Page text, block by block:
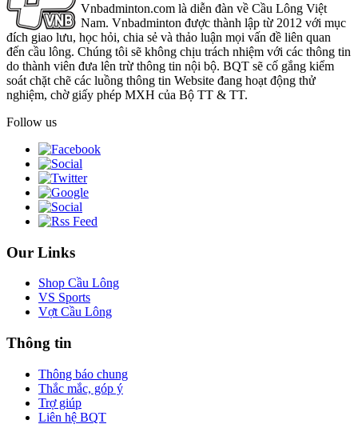
Vnbadminton.com là diễn đàn về Cầu Lông Việt
Nam. Vnbadminton được thành lập từ 2012 với mục
đích giao lưu, học hỏi, chia sẻ và thảo luận mọi vấn đề liên quan
đến cầu lông. Chúng tôi sẽ không chịu trách nhiệm với các thông tin
do thành viên đưa lên trừ thông tin nội bộ. BQT sẽ cố gắng kiểm
soát chặt chẽ các luồng thông tin Website đang hoạt động thử
nghiệm, chờ giấy phép MXH của Bộ TT & TT.
Follow us
Our Links
Shop Cầu Lông
VS Sports
Vợt Cầu Lông
Thông tin
Thông báo chung
Thắc mắc, góp ý
Trợ giúp
Liên hệ BQT